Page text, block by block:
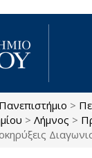
περιεχόμενο
>
> Λήμνος >